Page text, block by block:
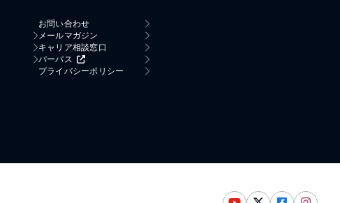
お問い合わせ
メールマガジン
キャリア相談窓口
パーパス
プライバシーポリシー